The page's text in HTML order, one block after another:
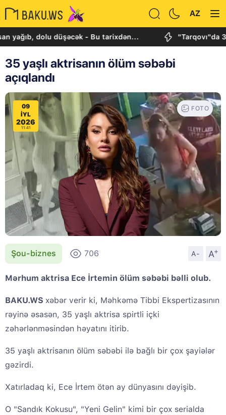
AZ
dolu düşəcək - Bu tarixdən... "Tarqovı"da 3
35 yaşlı aktrisanın ölüm səbəbi
açıqlandı
09
IYL
2026
11:41
FOTO
Şou-biznes 706 A- A
+
Mərhum aktrisa Ece İrtemin ölüm səbəbi bəlli olub.
BAKU.WS xəbər verir ki, Məhkəmə Tibbi Ekspertizasının
rəyinə əsasən, 35 yaşlı aktrisa spirtli içki
zəhərlənməsindən həyatını itirib.
35 yaşlı aktrisanın ölüm səbəbi ilə bağlı bir çox şayiələr
gəzirdi.
Xatırladaq ki, Ece İrtem ötən ay dünyasını dəyişib.
O "Sandık Kokusu", "Yeni Gelin" kimi bir çox serialda